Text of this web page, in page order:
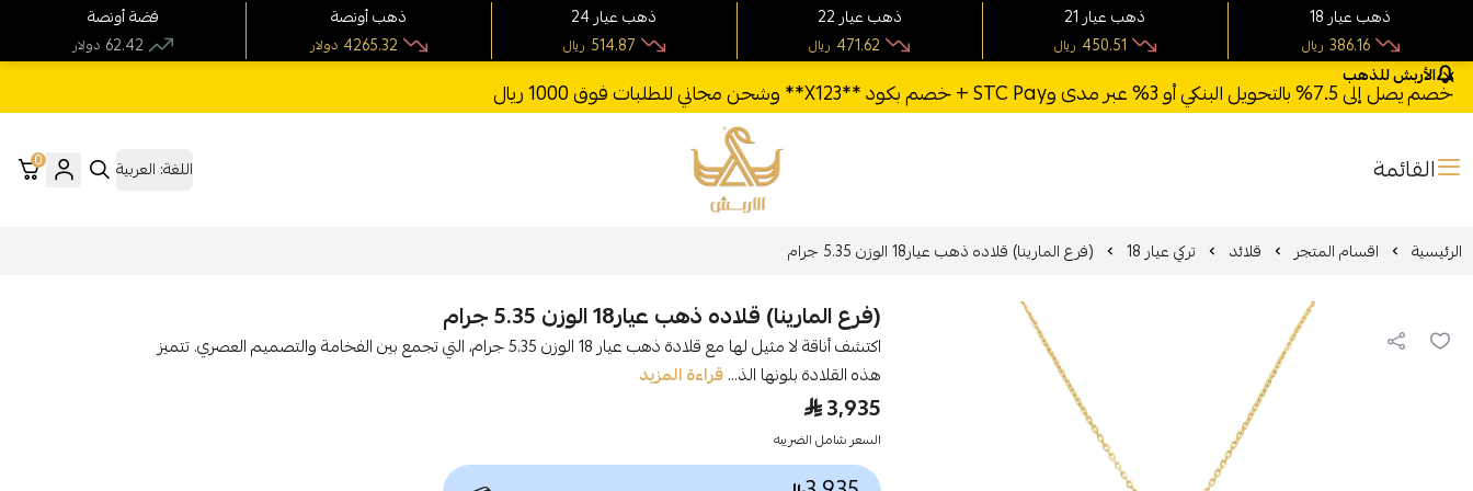
الأربش للذهب
خصم يصل إلى 7.5% بالتحويل البنكي أو 3% عبر مدى وSTC Pay + خصم بكود **X123** وشحن مجاني للطلبات فوق 1000 ريال
القائمة الأربش للذهب اللغة: العربية 0
الرئيسية اقسام المتجر قلائد تركي عيار 18 (فرع المارينا) قلاده ذهب عيار18 الوزن 5.35 جرام
(فرع المارينا) قلاده ذهب عيار18 الوزن 5.35 جرام
اكتشف أناقة لا مثيل لها مع قلادة ذهب عيار 18 الوزن 5.35 جرام، التي تجمع بين الفخامة والتصميم العصري. تتميز
هذه القلادة بلونها الذ...قراءة المزيد
3,935
السعر شامل الضريبه
فضة أونصة
دولار 62.42
ذهب أونصة
دولار 4265.32
24 ذهب عيار
ريال 514.87
22 ذهب عيار
ريال 471.62
21 ذهب عيار
ريال 450.51
18 ذهب عيار
ريال 386.16